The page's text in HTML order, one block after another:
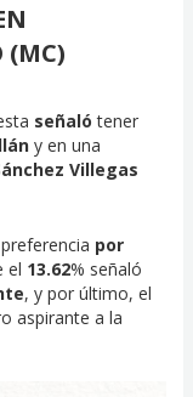
(MC)
señalótener
y en una
Villegas
por
el 13.62% señaló
, y por último, el
aspirante a la